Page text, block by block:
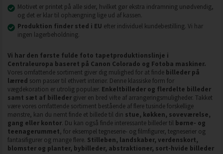
Motivet er printet på alle sider, hvilket gør ekstra indramning unødvendig,
og det er klar til ophængning lige ud af kassen.
Produktion finder sted i EU efter individuel kundebestilling. Vi har
ingen lagerbeholdning.
Vi har den første fulde foto tapetproduktionslinje i
Centraleuropa baseret på Canon Colorado og Fotoba maskiner.
Vores omfattende sortiment giver dig mulighed for at finde billeder på
lærred som passer til ethvert interiør. Denne klassiske form for
vægdekoration er utrolig populær. Enkeltbilleder og flerdelte billeder
samt sæt af billeder giver en bred vifte af arrangeringsmuligheder. Takket
være vores omfattende sortiment bestående af flere tusinde forskellige
mønstre, kan du nemt finde et billede til din stue, køkken, soveværelse,
gang eller kontor. Du kan også finde interessante billeder til børne- og
teenagerummet, for eksempel tegneserie- og filmfigurer, tegneserier og
fantasifigurer og mange flere. Stilleben, landskaber, verdenskort,
blomster og planter, bybilleder, abstraktioner, sort-hvide billeder